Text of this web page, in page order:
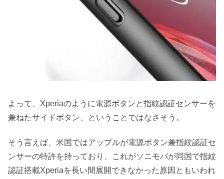
よって、Xperiaのように電源ボタンと指紋認証センサーを
兼ねたサイドボタン、ということではなさそう。
そう言えば、米国ではアップルが電源ボタン兼指紋認証セ
ンサーの特許を持っており、これがソニモバが同国で指紋
認証搭載Xperiaを長い間展開できなかった原因ともいわれ